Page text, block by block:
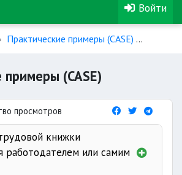
Войти
Практические примеры (CASE)
примеры (CASE)
просмотров
книжки
работодателем или самим